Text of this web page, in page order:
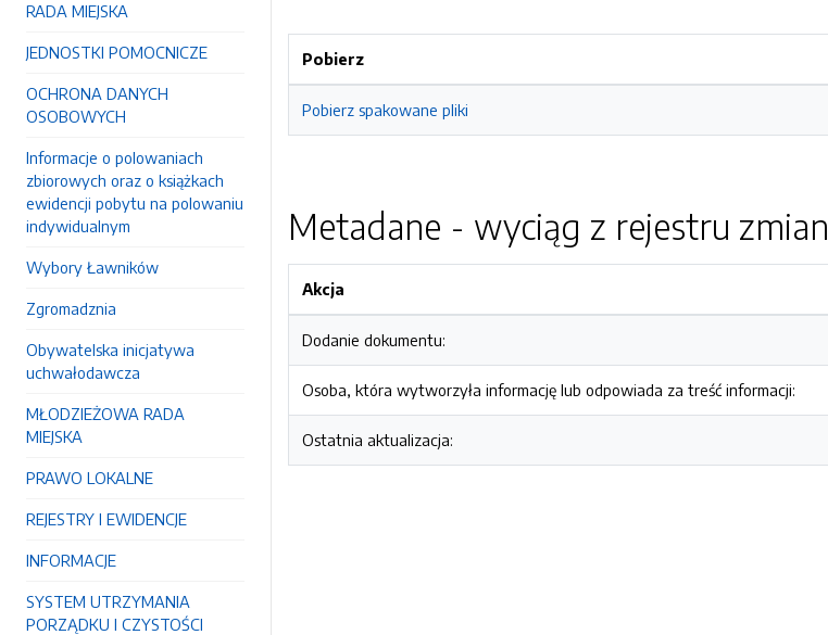
RADA MIEJSKA
JEDNOSTKI POMOCNICZE
OCHRONA DANYCH
OSOBOWYCH
Informacje o polowaniach
zbiorowych oraz o książkach
ewidencji pobytu na polowaniu
indywidualnym
Wybory Ławników
Zgromadznia
Obywatelska inicjatywa
uchwałodawcza
MŁODZIEŻOWA RADA
MIEJSKA
PRAWO LOKALNE
REJESTRY I EWIDENCJE
INFORMACJE
SYSTEM UTRZYMANIA
PORZĄDKU I CZYSTOŚCI
Pobierz
Pobierz spakowane pliki
Metadane - wyciąg z rejestru zmian
Akcja
Dodanie dokumentu:
Osoba, która wytworzyła informację lub odpowiada za treść informacji:
Ostatnia aktualizacja: